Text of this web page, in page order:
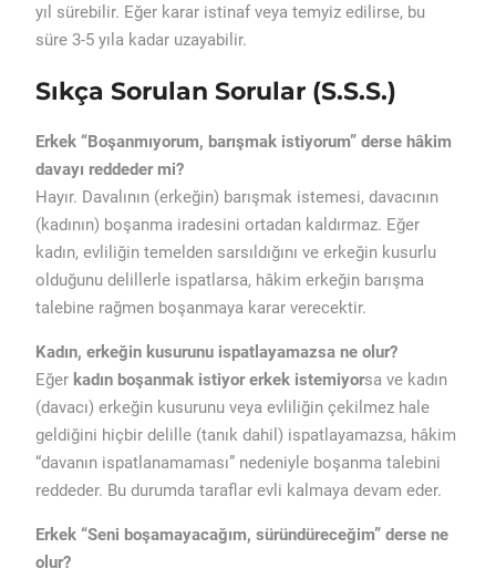
yıl sürebilir. Eğer karar istinaf veya temyiz edilirse, bu
süre 3-5 yıla kadar uzayabilir.
Sıkça Sorulan Sorular (S.S.S.)
Erkek “Boşanmıyorum, barışmak istiyorum” derse hâkim
davayı reddeder mi?
Hayır. Davalının (erkeğin) barışmak istemesi, davacının
(kadının) boşanma iradesini ortadan kaldırmaz. Eğer
kadın, evliliğin temelden sarsıldığını ve erkeğin kusurlu
olduğunu delillerle ispatlarsa, hâkim erkeğin barışma
talebine rağmen boşanmaya karar verecektir.
Kadın, erkeğin kusurunu ispatlayamazsa ne olur?
Eğer kadın boşanmak istiyor erkek istemiyorsa ve kadın
(davacı) erkeğin kusurunu veya evliliğin çekilmez hale
geldiğini hiçbir delille (tanık dahil) ispatlayamazsa, hâkim
“davanın ispatlanamaması” nedeniyle boşanma talebini
reddeder. Bu durumda taraflar evli kalmaya devam eder.
Erkek “Seni boşamayacağım, süründüreceğim” derse ne
olur?